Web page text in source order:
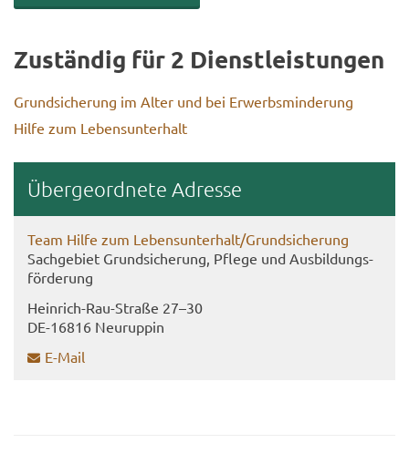
Zu­stän­dig für 2 Dienst­leis­tun­gen
Grund­si­che­rung im Alter und bei Er­werbs­min­de­rung
Hilfe zum Le­bens­un­ter­halt
Über­ge­ord­ne­te Adres­se
Team Hilfe zum Le­bens­un­ter­halt/Grund­si­che­rung
Sach­ge­biet Grund­si­che­rung, Pfle­ge und Aus­bil­dungs­
för­de­rung
Heinrich-​​Rau-​Straße 27–30
DE-​16816 Neu­rup­pin
E-​Mail